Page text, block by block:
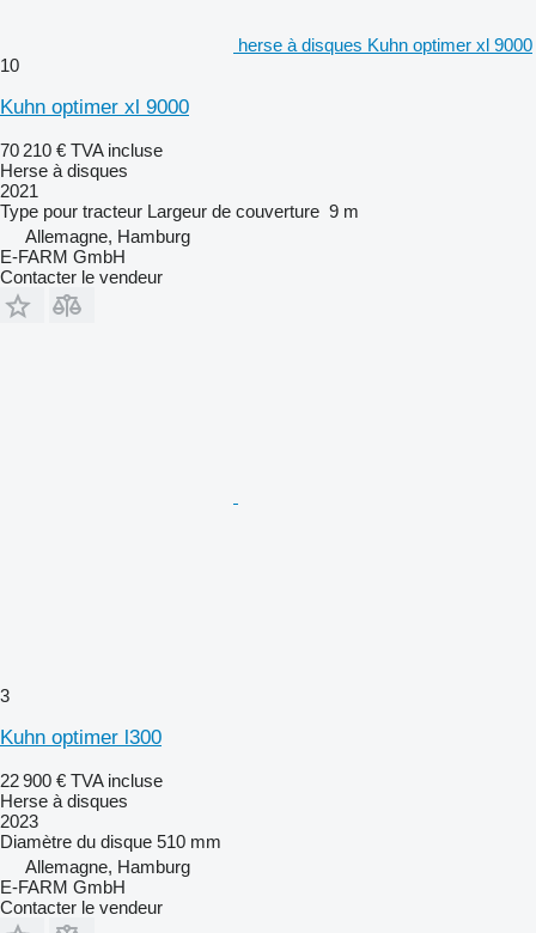
herse à disques Kuhn optimer xl 9000
10
Kuhn optimer xl 9000
70 210 € TVA incluse
Herse à disques
2021
Type pour tracteur Largeur de couverture 9 m
Allemagne, Hamburg
E-FARM GmbH
Contacter le vendeur
3
Kuhn optimer l300
22 900 € TVA incluse
Herse à disques
2023
Diamètre du disque 510 mm
Allemagne, Hamburg
E-FARM GmbH
Contacter le vendeur